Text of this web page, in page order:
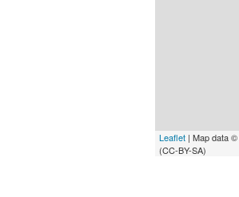
Leaflet| Map data ©
(CC-BY-SA)